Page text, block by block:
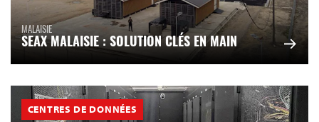
MALAISIE
SEAX MALAISIE : SOLUTION CLÉS EN MAIN
CENTRES DE DONNÉES